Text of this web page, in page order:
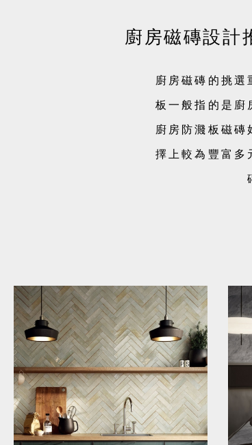
廚房磁磚設計
廚房磁磚的挑選
板一般指的是廚
廚房防濺板磁磚
擇上較為豐富多
L